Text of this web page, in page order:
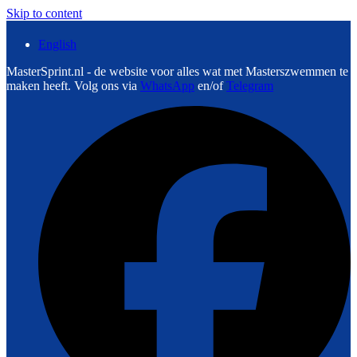
Skip to content
English
MasterSprint.nl - de website voor alles wat met Masterszwemmen te
maken heeft. Volg ons via WhatsApp en/ofTelegram